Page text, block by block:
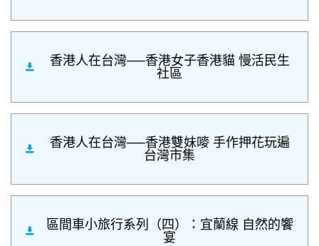
香港人在台灣──香港女子香港貓 慢活民生
社區
香港人在台灣──香港雙妹嘜 手作押花玩遍
台灣市集
區間車小旅行系列（四）：宜蘭線 自然的饗
宴